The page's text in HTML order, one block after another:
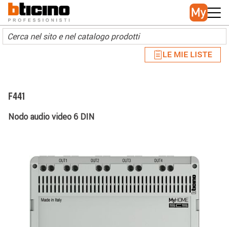
Skip to main content
Main navigation
LE MIE LISTE
F441
Nodo audio video 6 DIN